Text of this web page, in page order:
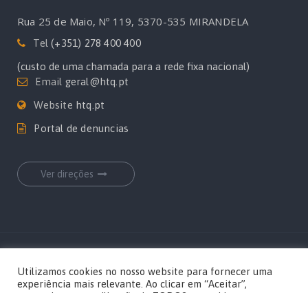
Rua 25 de Maio, Nº 119, 5370-535 MIRANDELA
Tel(+351) 278 400 400
(custo de uma chamada para a rede fixa nacional)
Email geral@htq.pt
Website htq.pt
Portal de denuncias
Ver direções
Utilizamos cookies no nosso website para fornecer uma
experiência mais relevante. Ao clicar em “Aceitar”,